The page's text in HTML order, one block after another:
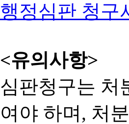
행정심판 청구
<유의사항>
심판청구는 처
여야 하며, 처